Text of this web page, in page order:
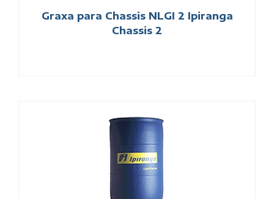
Graxa para Chassis NLGI 2 Ipiranga
Chassis 2